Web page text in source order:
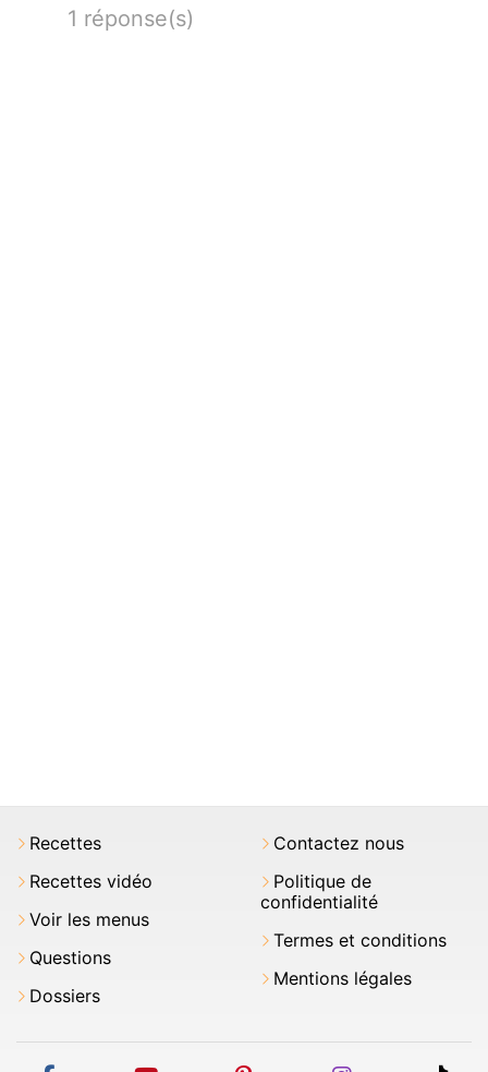
1 réponse(s)
Recettes
Recettes vidéo
Voir les menus
Questions
Dossiers
Contactez nous
Politique de
confidentialité
Termes et conditions
Mentions légales